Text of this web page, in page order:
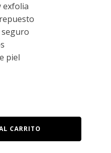
exfolia
piel
CARRITO